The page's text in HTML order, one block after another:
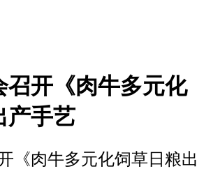
召开《肉牛多元化
产手艺
《肉牛多元化饲草日粮出